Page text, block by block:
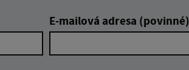
E-mailová adresa (povinné)